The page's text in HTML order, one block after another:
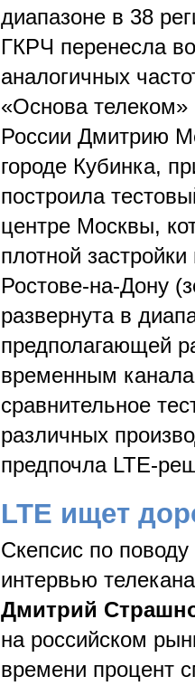
диапазоне в 38
ГКРЧ перенесла
аналогичных
«Основа телеком»
России Дмитрию
городе Кубинка,
построила
центре Москвы,
плотной
Ростове-на-Дону
развернута в
предполагающей
временным
сравнительное
различных
предпочла LTE-
LTE ищет
Скепсис по поводу
интервью
Дмитрий
на российском
времени процент